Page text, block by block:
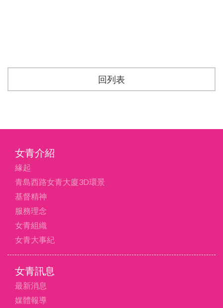
回列表
女青介紹
緣起
青島西路女青大廈3D環景
基督精神
服務理念
女青組織
女青大事紀
女青訊息
最新消息
媒體報導